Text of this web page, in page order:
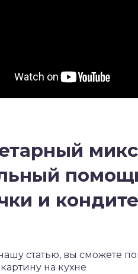
и
статью, вы сможете
на кухне